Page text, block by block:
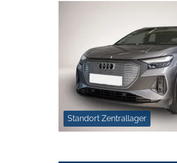
Standort Zentrallager